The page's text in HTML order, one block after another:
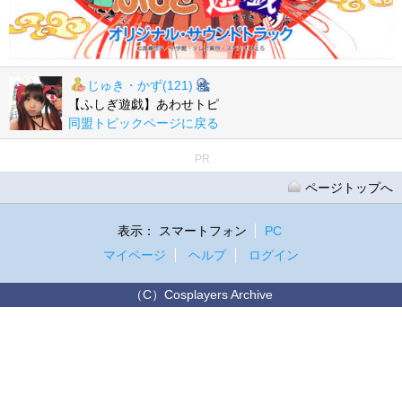
じゅき・かず(121)
【ふしぎ遊戯】あわせトピ
同盟トピックページに戻る
PR
ページトップへ
表示： スマートフォン
PC
マイページ
ヘルプ ログイン
（C）Cosplayers Archive